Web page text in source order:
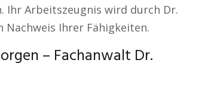
Ihr Arbeitszeugnis wird durch Dr.
Nachweis Ihrer Fähigkeiten.
– Fachanwalt Dr.